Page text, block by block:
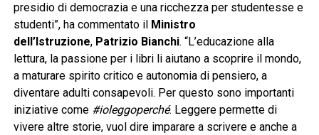
presidio di democrazia e una ricchezza per studentesse e
studenti”, ha commentato il Ministro
dell’Istruzione,Patrizio Bianchi. “L’educazione alla
lettura, la passione per i libri li aiutano a scoprire il mondo,
a maturare spirito critico e autonomia di pensiero, a
diventare adulti consapevoli. Per questo sono importanti
iniziative come #ioleggoperché. Leggere permette di
vivere altre storie, vuol dire imparare a scrivere e anche a